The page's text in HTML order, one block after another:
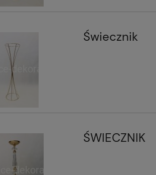
Świecznik
ŚWIECZNIK